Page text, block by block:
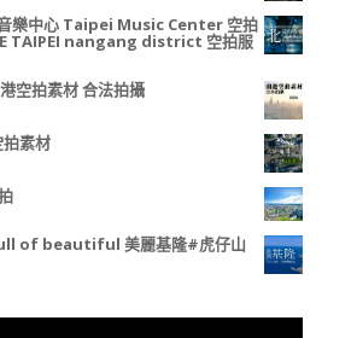
樂中心 Taipei Music Center 空拍
TAIPEI nangang district 空拍服
空拍素材 合法拍攝
素材
of beautiful 美麗基隆#虎仔山